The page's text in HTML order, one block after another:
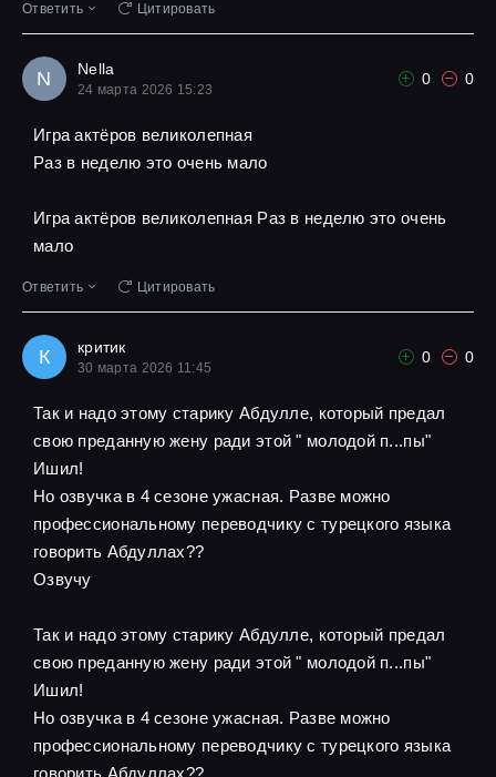
Ответить Цитировать
N Nella
24 марта 2026 15:23
0 0
Игра актёров великолепная
Pаз в неделю это очень мало
Игра актёров великолепная Pаз в неделю это очень
мало
Ответить Цитировать
К критик
30 марта 2026 11:45
0 0
Так и надо этому старику Абдулле, который предал
свою преданную жену ради этой " молодой п...пы"
Ишил!
Но озвучка в 4 сезоне ужасная. Разве можно
профессиональному переводчику с турецкого языка
говорить Абдуллах??
Озвучу
Так и надо этому старику Абдулле, который предал
свою преданную жену ради этой " молодой п...пы"
Ишил!
Но озвучка в 4 сезоне ужасная. Разве можно
профессиональному переводчику с турецкого языка
говорить Абдуллах??